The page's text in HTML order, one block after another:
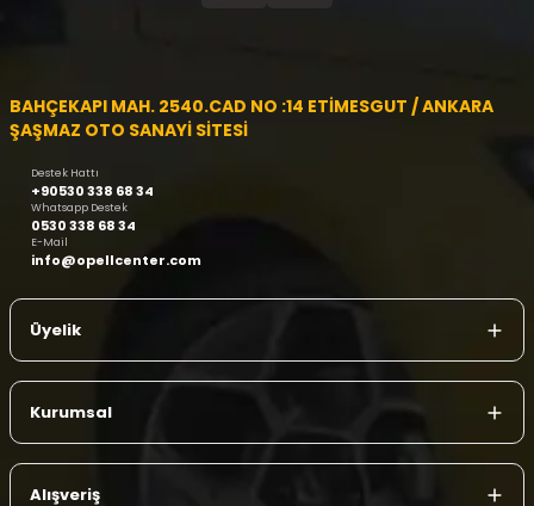
BAHÇEKAPI MAH. 2540.CAD NO :14 ETİMESGUT / ANKARA
ŞAŞMAZ OTO SANAYİ SİTESİ
Destek Hattı
+90530 338 68 34
Whatsapp Destek
0530 338 68 34
E-Mail
info@opellcenter.com
Üyelik
Kurumsal
Alışveriş